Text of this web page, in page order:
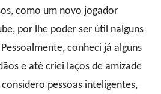
como um novo jogador
por lhe poder ser útil nalguns
conheci já alguns
e até criei laços de amizade
pessoas inteligentes,